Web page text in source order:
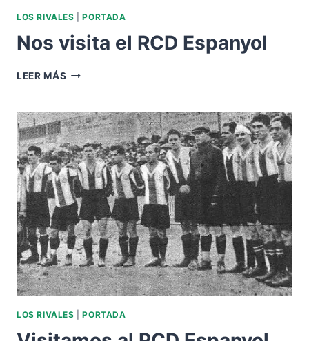
LOS RIVALES |PORTADA
Nos visita el RCD Espanyol
LEER MÁS NOS
RCD
ESPANYOL
LOS RIVALES |PORTADA